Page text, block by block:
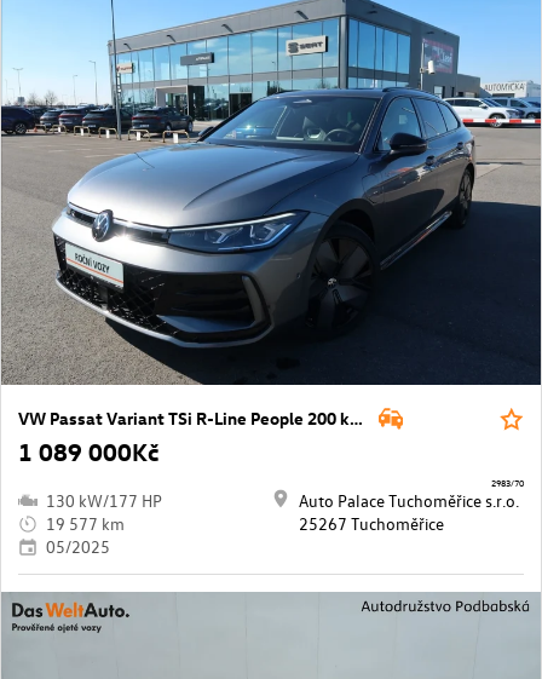
VW Passat Variant TSi R-Line People 200 kW eHybrid130 kW
1 089 000Kč
130 kW/177 HP
19 577 km
05/2025
Auto Palace Tuchoměřice s.r.o.
25267 Tuchoměřice
2983/70